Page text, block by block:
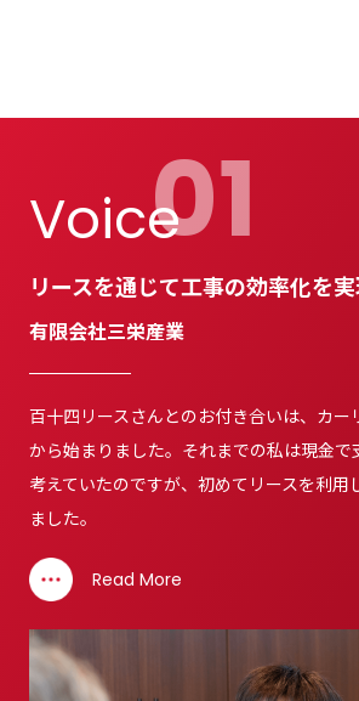
Voice01
リースを通じて工事の効率化を実
有限会社三栄産業
百十四リースさんとのお付き合いは、カー
から始まりました。それまでの私は現金で
考えていたのですが、初めてリースを利用
ました。
Read More